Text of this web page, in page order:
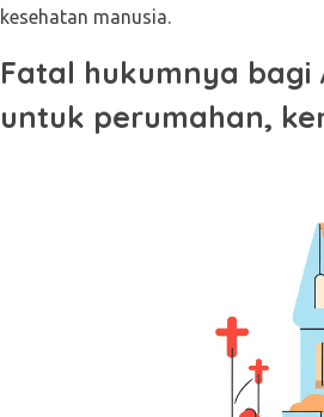
kesehatan manusia.
Fatal hukumnya
untuk perumahan,